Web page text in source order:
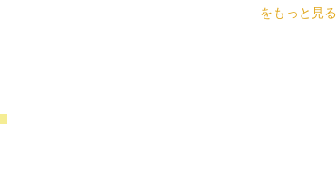
をもっと見